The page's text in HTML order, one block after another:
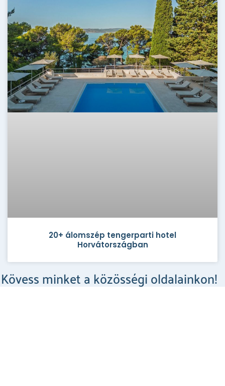
20+ álomszép tengerparti hotel
Horvátországban
Kövess minket a közösségi oldalainkon!